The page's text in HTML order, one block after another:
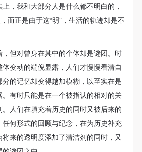
，我和大部分人是什么都不明白的，
而正是由于这“明”，生活的轨迹却是不
但对曾身在其中的个体却是谜团。时
变动的端倪显露，人们才慢慢看清自
的记忆却变得越加模糊，以至实在是
有时只能是在一个被指认的相对的关
人们在填充着历史的同时又被后来的
何形式的回顾与纪念，在为历史补充
来的透明度添加了清洁剂的同时，又